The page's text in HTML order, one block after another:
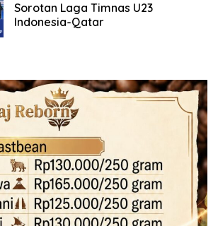
Sorotan Laga Timnas U23
Indonesia-Qatar